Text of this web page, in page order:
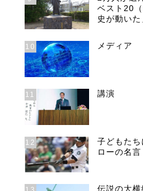
ベスト20
史が動いた
10 メディア
11 講演
12
子どもた
ローの名言
伝説の大